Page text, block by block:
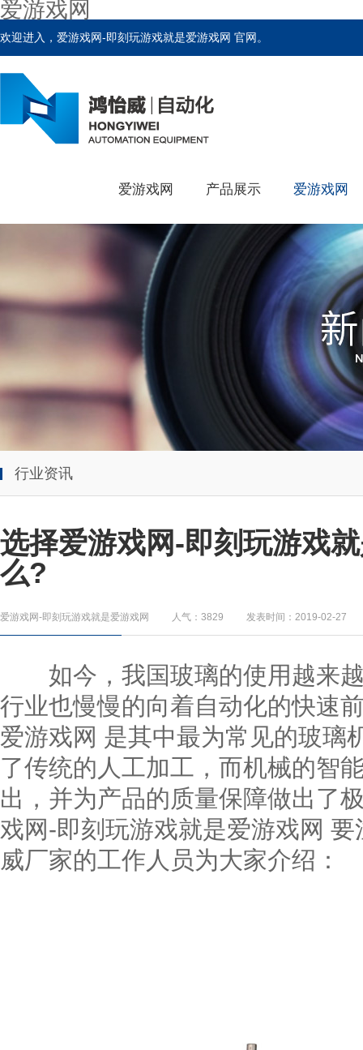
爱游戏网
欢迎进入，爱游戏网-即刻玩游戏就是爱游戏网 官网。
爱游戏网 产品展示 爱游戏网
行业资讯
选择爱游戏网-即刻玩游戏
么?
爱游戏网-即刻玩游戏就是爱游戏网 人气：3829 发表时间：2019-02-27
如今，我国玻璃的使用越来越
行业也慢慢的向着自动化的快速
爱游戏网 是其中最为常见的玻璃
了传统的人工加工，而机械的智
出，并为产品的质量保障做出了
戏网-即刻玩游戏就是爱游戏网
威厂家的工作人员为大家介绍：